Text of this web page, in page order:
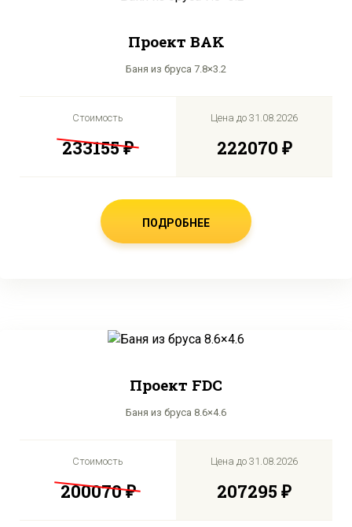
Проект BAK
Баня из бруса 7.8×3.2
Стоимость
233155 ₽
Цена до 31.08.2026
222070 ₽
ПОДРОБНЕЕ
Проект FDC
Баня из бруса 8.6×4.6
Стоимость
200070 ₽
Цена до 31.08.2026
207295 ₽